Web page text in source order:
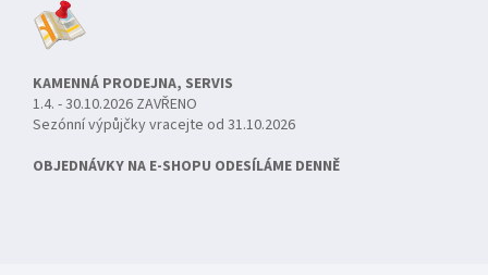
KAMENNÁ PRODEJNA, SERVIS
1.4. - 30.10.2026 ZAVŘENO
Sezónní výpůjčky vracejte od 31.10.2026
OBJEDNÁVKY NA E-SHOPU ODESÍLÁME DENNĚ